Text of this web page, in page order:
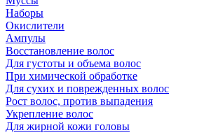
Наборы
Окислители
Ампулы
Восстановление волос
Для густоты и объема волос
При химической обработке
Для сухих и поврежденных волос
Рост волос, против выпадения
Укрепление волос
Для жирной кожи головы